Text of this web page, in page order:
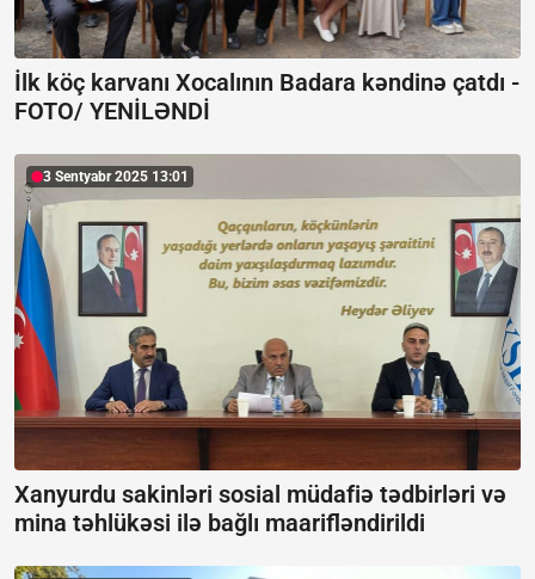
İlk köç karvanı Xocalının Badara kəndinə çatdı -
FOTO/ YENİLƏNDİ
3 Sentyabr 2025 13:01
Xanyurdu sakinləri sosial müdafiə tədbirləri və
mina təhlükəsi ilə bağlı maarifləndirildi